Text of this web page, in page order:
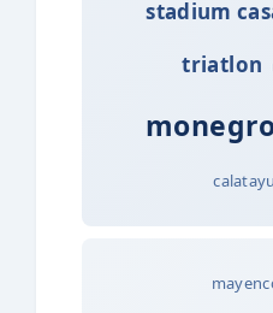
stadium
triatlon